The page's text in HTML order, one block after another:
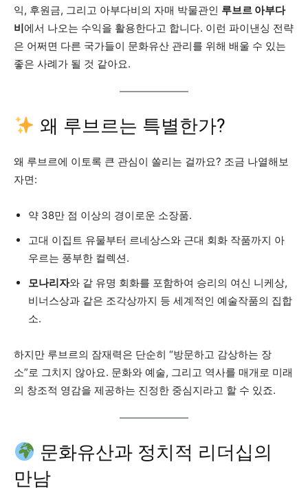
익, 후원금, 그리고 아부다비의 자매 박물관인 루브르 아부다
비에서 나오는 수익을 활용한다고 합니다. 이런 파이낸싱 전략
은 어쩌면 다른 국가들이 문화유산 관리를 위해 배울 수 있는
좋은 사례가 될 것 같아요.
왜 루브르는 특별한가?
왜 루브르에 이토록 큰 관심이 쏠리는 걸까요? 조금 나열해보
자면:
약 38만 점 이상의 경이로운 소장품.
고대 이집트 유물부터 르네상스와 근대 회화 작품까지 아
우르는 풍부한 컬렉션.
모나리자와 같 유명 회화를 포함하여 승리의 여신 니케상,
비너스상과 같은 조각상까지 등 세계적인 예술작품의 집합
소.
하지만 루브르의 잠재력은 단순히 “방문하고 감상하는 장
소”로 그치지 않아요. 문화와 예술, 그리고 역사를 매개로 미래
의 창조적 영감을 제공하는 진정한 중심지라고 할 수 있죠.
문화유산과 정치적 리더십의
만남